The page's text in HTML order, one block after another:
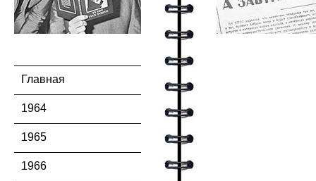
Главная
1964
1965
1966